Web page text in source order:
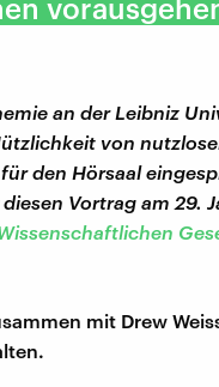
an der Leibniz
von
den Hörsaal
Vortrag am 29.
mit Drew